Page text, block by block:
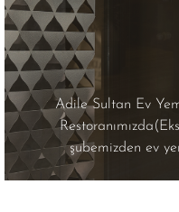
Adile Sultan Ev
şubemizden ev